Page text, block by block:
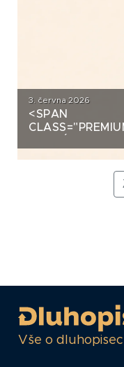
3. června 2026
<SPAN
Vše o